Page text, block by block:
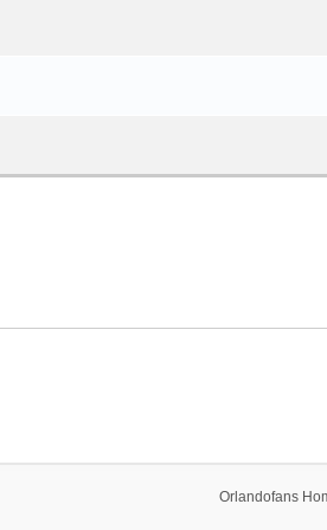
Orlandofans